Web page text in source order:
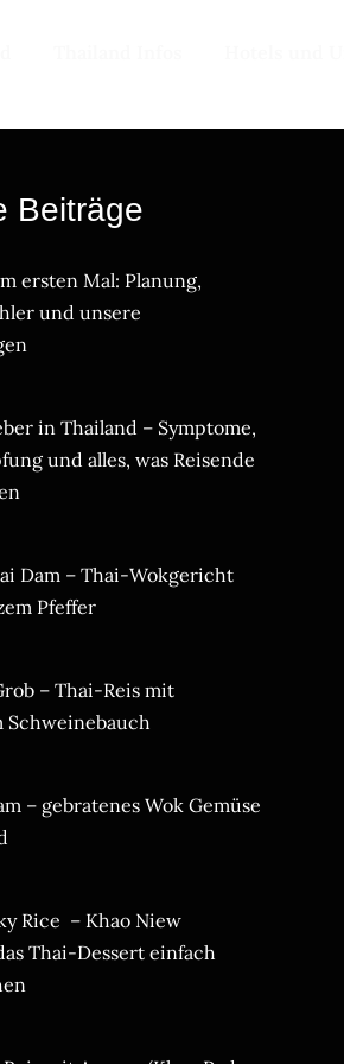
Beiträge
ersten Mal: Planung,
und unsere
in Thailand – Symptome,
und alles, was Reisende
Dam – Thai-Wokgericht
Pfeffer
– Thai-Reis mit
Schweinebauch
– gebratenes Wok Gemüse
Rice – Khao Niew
Thai-Dessert einfach